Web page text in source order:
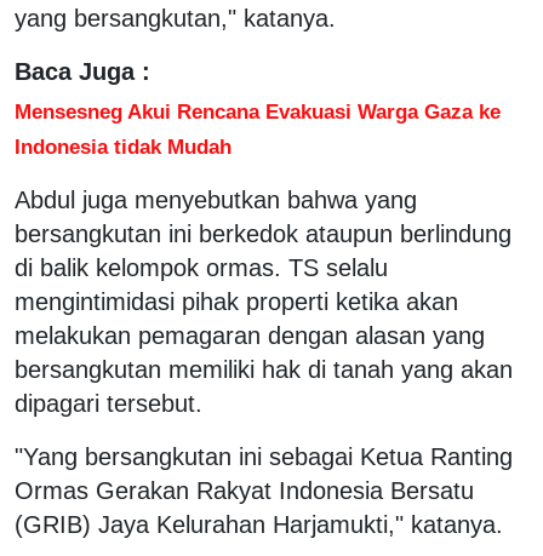
yang bersangkutan," katanya.
Baca Juga :
Mensesneg Akui Rencana Evakuasi Warga Gaza ke
Indonesia tidak Mudah
Abdul juga menyebutkan bahwa yang
bersangkutan ini berkedok ataupun berlindung
di balik kelompok ormas. TS selalu
mengintimidasi pihak properti ketika akan
melakukan pemagaran dengan alasan yang
bersangkutan memiliki hak di tanah yang akan
dipagari tersebut.
"Yang bersangkutan ini sebagai Ketua Ranting
Ormas Gerakan Rakyat Indonesia Bersatu
(GRIB) Jaya Kelurahan Harjamukti," katanya.